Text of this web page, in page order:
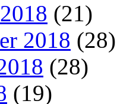
(21)
2018 (28)
(28)
(19)